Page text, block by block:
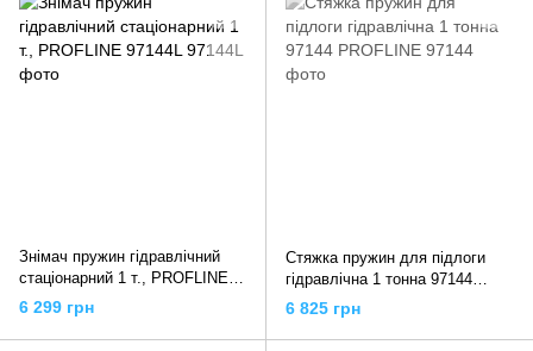
Знімач пружин гідравлічний
стаціонарний 1 т., PROFLINE
97144L
6 299 грн
Стяжка пружин для підлоги
гідравлічна 1 тонна 97144
PROFLINE
6 825 грн